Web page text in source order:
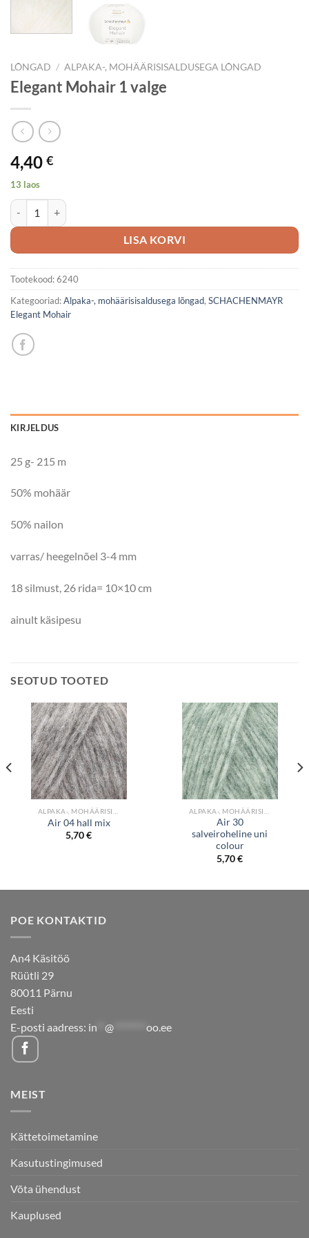
LÕNGAD / ALPAKA-, MOHÄÄRISISALDUSEGA LÕNGAD
Elegant Mohair 1 valge
4,40 €
13 laos
Elegant Mohair 1 valge kogus
LISA KORVI
Tootekood:6240
Kategooriad:Alpaka-, mohäärisisaldusega lõngad, SCHACHENMAYR
Elegant Mohair
KIRJELDUS
25 g- 215 m
50% mohäär
50% nailon
varras/ heegelnõel 3-4 mm
18 silmust, 26 rida= 10×10 cm
ainult käsipesu
SEOTUD TOOTED
Air 04 hall mix
5,70€
Air 30
salveiroheline uni
colour
5,70€
POE KONTAKTID
An4 Käsitöö
Rüütli 29
80011 Pärnu
Eesti
E-posti aadress: in @ oo.ee
MEIST
Kättetoimetamine
Kasutustingimused
Võta ühendust
Kauplused